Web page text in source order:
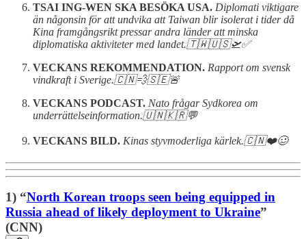
TSAI ING-WEN SKA BESÖKA USA. Diplomati viktigare
än någonsin för att undvika att Taiwan blir isolerat i tider då
Kina framgångsrikt pressar andra länder att minska
diplomatiska aktiviteter med landet.🇹🇼🇺🇸🛫✅
VECKANS REKOMMENDATION. Rapport om svensk
vindkraft i Sverige.🇨🇳💨🇸🇪🚨
VECKANS PODCAST. Nato frågar Sydkorea om
underrättelseinformation.🇺🇳🇰🇷💬
VECKANS BILD. Kinas styvmoderliga kärlek.🇨🇳❤️🥴
1) “North Korean troops seen being equipped in
Russia ahead of likely deployment to Ukraine”
(CNN)